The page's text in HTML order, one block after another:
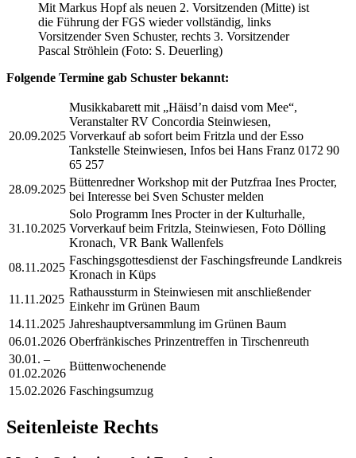
Mit Markus Hopf als neuen 2. Vorsitzenden (Mitte) ist
die Führung der FGS wieder vollständig, links
Vorsitzender Sven Schuster, rechts 3. Vorsitzender
Pascal Ströhlein (Foto: S. Deuerling)
Folgende Termine gab Schuster bekannt:
20.09.2025
Musikkabarett mit „Häisd’n daisd vom Mee“,
Veranstalter RV Concordia Steinwiesen,
Vorverkauf ab sofort beim Fritzla und der Esso
Tankstelle Steinwiesen, Infos bei Hans Franz 0172 90
65 257
28.09.2025
Büttenredner Workshop mit der Putzfraa Ines Procter,
bei Interesse bei Sven Schuster melden
31.10.2025
Solo Programm Ines Procter in der Kulturhalle,
Vorverkauf beim Fritzla, Steinwiesen, Foto Dölling
Kronach, VR Bank Wallenfels
08.11.2025
Faschingsgottesdienst der Faschingsfreunde Landkreis
Kronach in Küps
11.11.2025
Rathaussturm in Steinwiesen mit anschließender
Einkehr im Grünen Baum
14.11.2025 Jahreshauptversammlung im Grünen Baum
06.01.2026 Oberfränkisches Prinzentreffen in Tirschenreuth
30.01. –
01.02.2026
Büttenwochenende
15.02.2026 Faschingsumzug
Seitenleiste Rechts